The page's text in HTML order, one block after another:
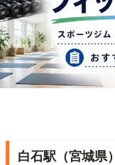
白石駅（宮城県